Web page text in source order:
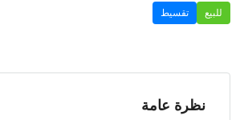
للبيع تقسيط
نظرة عامة